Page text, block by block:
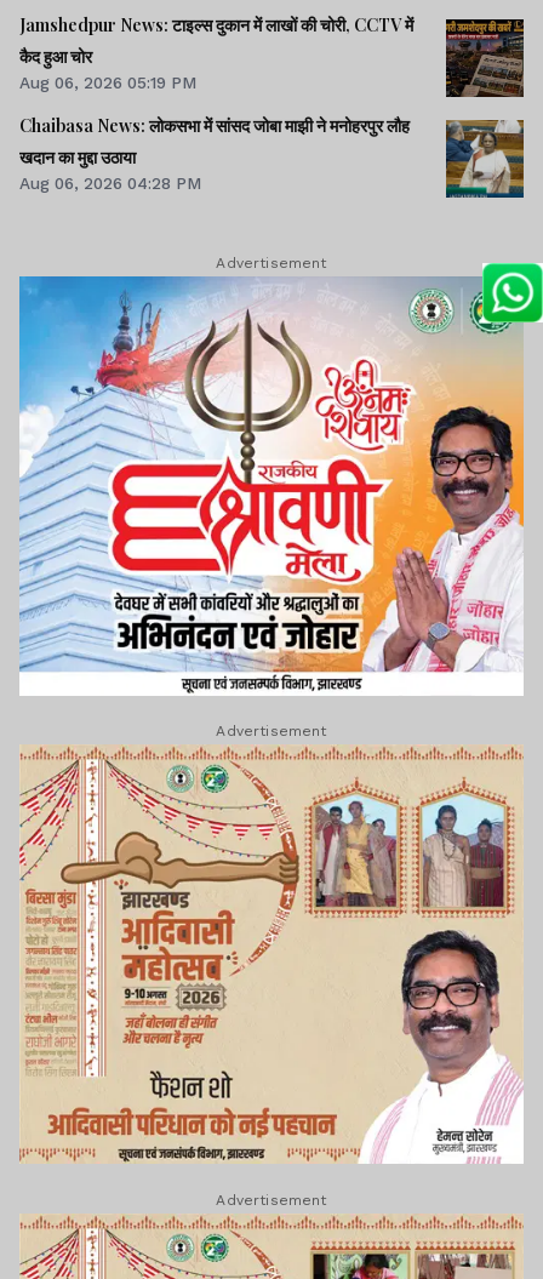
Jamshedpur News: टाइल्स दुकान में लाखों की चोरी, CCTV में
कैद हुआ चोर
Aug 06, 2026 05:19 PM
Chaibasa News: लोकसभा में सांसद जोबा माझी ने मनोहरपुर लौह
खदान का मुद्दा उठाया
Aug 06, 2026 04:28 PM
Advertisement
Advertisement
Advertisement